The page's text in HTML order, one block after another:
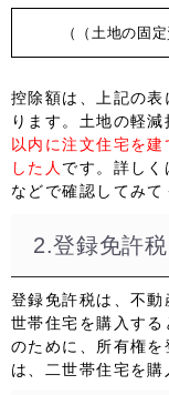
（（土地の固
控除額は、上記の
ります。土地の軽減
以内に注文住宅を建
した人 です。詳し
などで確認してみて
2.登録免許税
登録免許税は、不動
世帯住宅を購入す
のために、所有権
は、二世帯住宅を購